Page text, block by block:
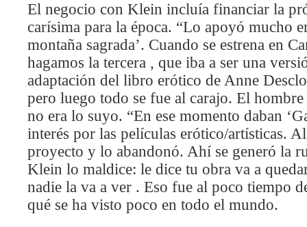
El negocio con Klein incluía financiar la
carísima para la época. “Lo apoyó mucho
montaña sagrada’. Cuando se estrena en
hagamos la tercera , que iba a ser una
adaptación del libro erótico de Anne
pero luego todo se fue al carajo. El
no era lo suyo. “En ese momento daban
interés por las películas erótico/artísticas.
proyecto y lo abandonó. Ahí se generó la
Klein lo maldice: le dice tu obra va a
nadie la va a ver . Eso fue al poco tiempo
qué se ha visto poco en todo el mundo.